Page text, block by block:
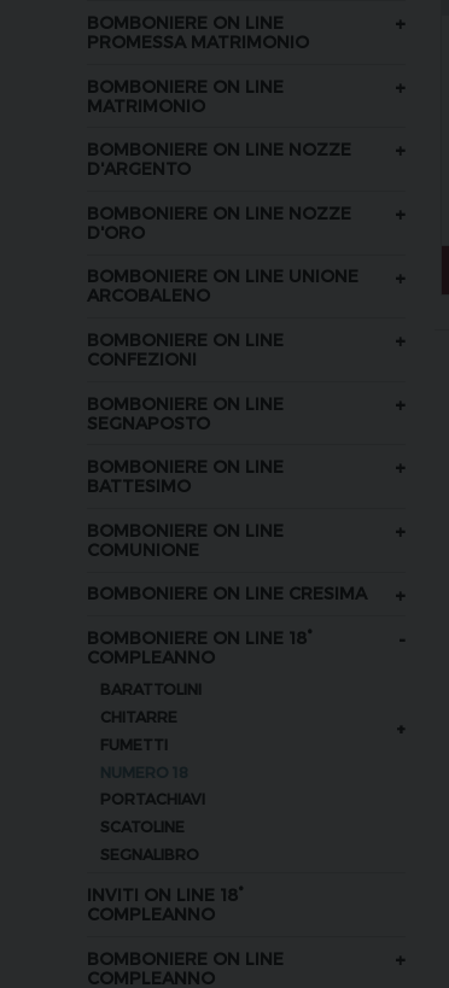
BOMBONIERE ON LINE
PROMESSA MATRIMONIO
+
BOMBONIERE ON LINE
MATRIMONIO
+
BOMBONIERE ON LINE NOZZE
D'ARGENTO
+
BOMBONIERE ON LINE NOZZE
D'ORO
+
BOMBONIERE ON LINE UNIONE
ARCOBALENO
+
BOMBONIERE ON LINE
CONFEZIONI
+
BOMBONIERE ON LINE
SEGNAPOSTO
+
BOMBONIERE ON LINE
BATTESIMO
+
BOMBONIERE ON LINE
COMUNIONE
+
BOMBONIERE ON LINE CRESIMA +
BOMBONIERE ON LINE 18°
COMPLEANNO
-
BARATTOLINI
CHITARRE
+
FUMETTI
PORTACHIAVI
SCATOLINE
SEGNALIBRO
INVITI ON LINE 18°
COMPLEANNO
BOMBONIERE ON LINE
COMPLEANNO
+